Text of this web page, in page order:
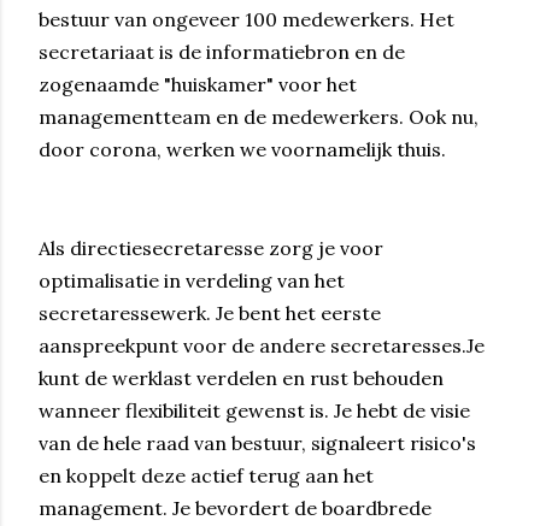
bestuur van ongeveer 100 medewerkers. Het
secretariaat is de informatiebron en de
zogenaamde "huiskamer" voor het
managementteam en de medewerkers. Ook nu,
door corona, werken we voornamelijk thuis.
Als directiesecretaresse zorg je voor
optimalisatie in verdeling van het
secretaressewerk. Je bent het eerste
aanspreekpunt voor de andere secretaresses.Je
kunt de werklast verdelen en rust behouden
wanneer flexibiliteit gewenst is. Je hebt de visie
van de hele raad van bestuur, signaleert risico's
en koppelt deze actief terug aan het
management. Je bevordert de boardbrede